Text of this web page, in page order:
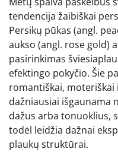
tendencija žaibiškai
Persikų pūkas (angl.
aukso (angl. rose gold)
pasirinkimas
efektingo pokyčio. Šie
romantiškai, moteriškai
dažniausiai išgaunama
dažus arba tonuoklius,
todėl leidžia dažnai
plaukų struktūrai.